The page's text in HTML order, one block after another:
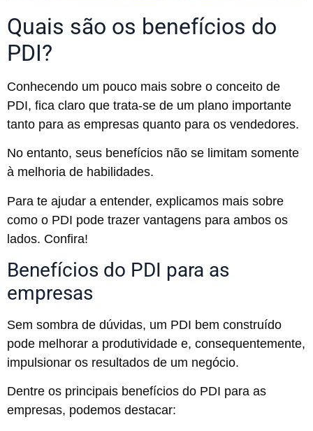
Quais são os benefícios do
PDI?
Conhecendo um pouco mais sobre o conceito de
PDI, fica claro que trata-se de um plano importante
tanto para as empresas quanto para os vendedores.
No entanto, seus benefícios não se limitam somente
à melhoria de habilidades.
Para te ajudar a entender, explicamos mais sobre
como o PDI pode trazer vantagens para ambos os
lados. Confira!
Benefícios do PDI para as
empresas
Sem sombra de dúvidas, um PDI bem construído
pode melhorar a produtividade e, consequentemente,
impulsionar os resultados de um negócio.
Dentre os principais benefícios do PDI para as
empresas, podemos destacar: